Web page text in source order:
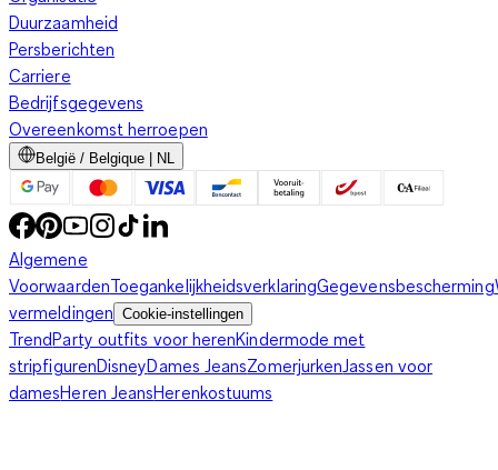
Duurzaamheid
Persberichten
Carriere
Bedrijfsgegevens
Overeenkomst herroepen
België / Belgique | NL
Algemene
VoorwaardenToegankelijkheidsverklaringGegevensbescherming
vermeldingen Cookie-instellingen
TrendParty outfits voor herenKindermode met
stripfigurenDisneyDames JeansZomerjurkenJassen voor
damesHeren JeansHerenkostuums